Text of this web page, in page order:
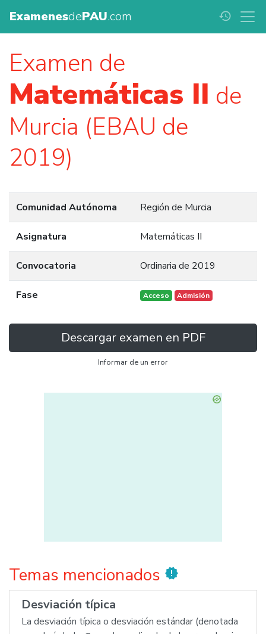
ExamenesdePAU.com history
Examen de
Matemáticas II de
Murcia (EBAU de
2019)
Comunidad Autónoma Región de Murcia
Asignatura Matemáticas II
Convocatoria Ordinaria de 2019
Fase Acceso Admisión
Descargar examen en PDF
Informar de un error
Temas mencionados new_releases
Desviación típica
La desviación típica o desviación estándar (denotada